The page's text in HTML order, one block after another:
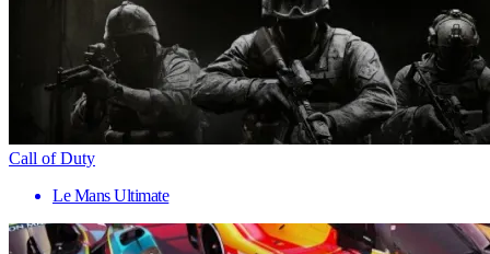
Call of Duty
Le Mans Ultimate